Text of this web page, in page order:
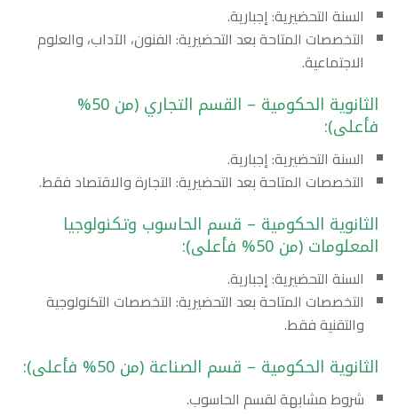
السنة التحضيرية: إجبارية.
التخصصات المتاحة بعد التحضيرية: الفنون، الآداب، والعلوم
الاجتماعية.
الثانوية الحكومية – القسم التجاري (من 50%
فأعلى):
السنة التحضيرية: إجبارية.
التخصصات المتاحة بعد التحضيرية: التجارة والاقتصاد فقط.
الثانوية الحكومية – قسم الحاسوب وتكنولوجيا
المعلومات (من 50% فأعلى):
السنة التحضيرية: إجبارية.
التخصصات المتاحة بعد التحضيرية: التخصصات التكنولوجية
والتقنية فقط.
الثانوية الحكومية – قسم الصناعة (من 50% فأعلى):
شروط مشابهة لقسم الحاسوب.